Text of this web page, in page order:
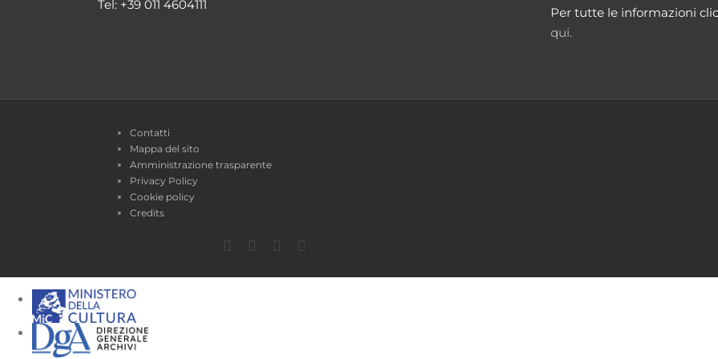
Tel: +39 011 4604111
Per tutte le informazioni
qui.
Contatti
Mappa del sito
Amministrazione trasparente
Privacy Policy
Cookie policy
Credits
Facebook
TwitterYouTube